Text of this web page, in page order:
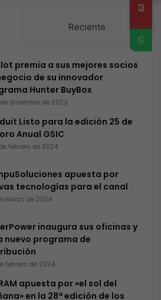
Reciente
premia a sus mejores socios
de su innovador
Hunter BuyBox
diciembre de 2023
Listo para la edición 25 de
Anual GSIC
febrero de 2024
apuesta por
tecnologías para el canal
marzo de 2024
inaugura sus oficinas y
nuevo programa de
febrero de 2024
apuesta por «el sol del
en la 28ª edición de los